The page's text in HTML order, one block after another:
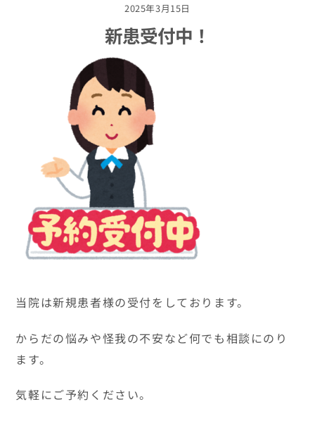
2025年3月15日
新患受付中！
当院は新規患者様の受付をしております。
からだの悩みや怪我の不安など何でも相談にのり
ます。
気軽にご予約ください。